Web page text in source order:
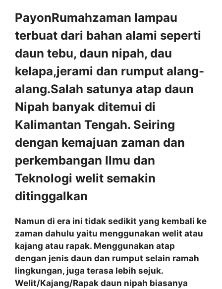
PayonRumahzaman lampau
terbuat dari bahan alami seperti
daun tebu, daun nipah, dau
kelapa,jerami dan rumput alang-
alang.Salah satunya atap daun
Nipah banyak ditemui di
Kalimantan Tengah. Seiring
dengan kemajuan zaman dan
perkembangan Ilmu dan
Teknologi welit semakin
ditinggalkan
Namun di era ini tidak sedikit yang kembali ke
zaman dahulu yaitu menggunakan welit atau
kajang atau rapak. Menggunakan atap
dengan jenis daun dan rumput selain ramah
lingkungan, juga terasa lebih sejuk.
Welit/Kajang/Rapak daun nipah biasanya